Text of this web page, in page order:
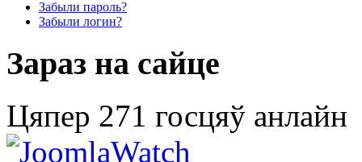
Забыли пароль?
Забыли логин?
Зараз на сайце
Цяпер 271 госцяў анлайн